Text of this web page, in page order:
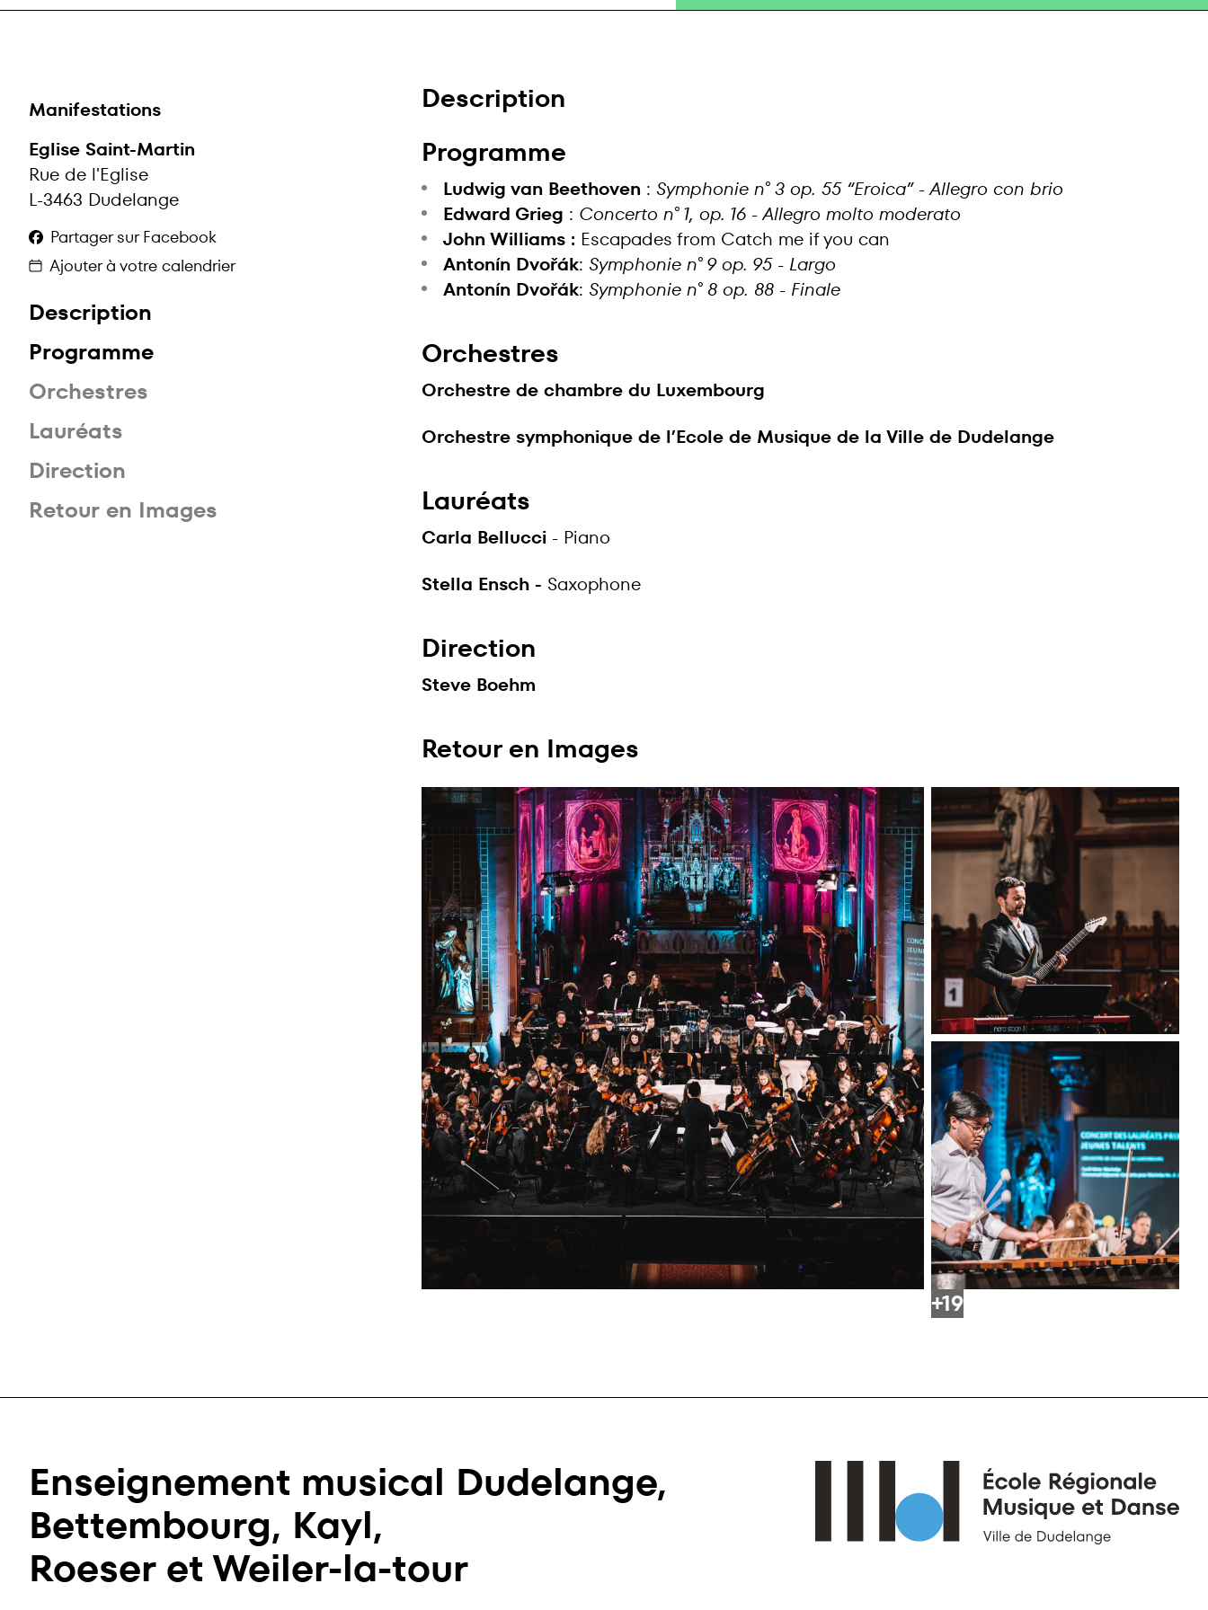
Manifestations
Eglise Saint-Martin
Rue de l'Eglise
L-3463 Dudelange
Partager sur Facebook
Ajouter à votre calendrier
Description
Programme
Orchestres
Lauréats
Direction
Retour en Images
Description
Programme
Ludwig van Beethoven :Symphonie n° 3 op. 55 “Eroica” - Allegro con brio
Edward Grieg : Concerto n° 1, op. 16 - Allegro molto moderato
John Williams : Escapades from Catch me if you can
Antonín Dvořák:Symphonie n° 9 op. 95 - Largo
Antonín Dvořák:Symphonie n° 8 op. 88 - Finale
Orchestres
Orchestre de chambre du Luxembourg
Orchestre symphonique de l’Ecole de Musique de la Ville de Dudelange
Lauréats
Carla Bellucci - Piano
Stella Ensch - Saxophone
Direction
Steve Boehm
Retour en Images
+19
Enseignement musical Dudelange,
Bettembourg, Kayl,
Roeser et Weiler-la-tour